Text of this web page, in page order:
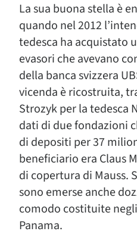
La sua buona stella è
quando nel 2012
tedesca ha acquistato
evasori che avevano
della banca svizzera
vicenda è ricostruita,
Strozyk per la tedesca
dati di due fondazioni
di depositi per 37
beneficiario era Claus
di copertura di Mauss.
sono emerse anche
comodo costituite
Panama.